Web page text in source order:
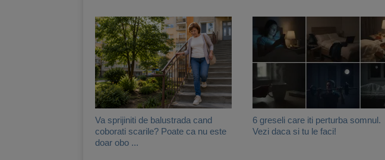
Va sprijiniti de balustrada cand
coborati scarile? Poate ca nu este
doar obo ...
6 greseli care iti perturba somnul.
Vezi daca si tu le faci!